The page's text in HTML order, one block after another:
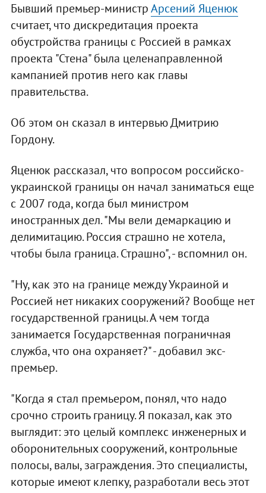
Бывший премьер-министрАрсений Яценюк
считает, что дискредитация проекта
обустройства границы с Россией в рамках
проекта "Стена" была целенаправленной
кампанией против него как главы
правительства.
Об этом он сказал в интервью Дмитрию
Гордону.
Яценюк рассказал, что вопросом российско-
украинской границы он начал заниматься еще
с 2007 года, когда был министром
иностранных дел. "Мы вели демаркацию и
делимитацию. Россия страшно не хотела,
чтобы была граница. Страшно", - вспомнил он.
"Ну, как это на границе между Украиной и
Россией нет никаких сооружений? Вообще нет
государственной границы. А чем тогда
занимается Государственная пограничная
служба, что она охраняет?" - добавил экс-
премьер.
"Когда я стал премьером, понял, что надо
срочно строить границу. Я показал, как это
выглядит: это целый комплекс инженерных и
оборонительных сооружений, контрольные
полосы, валы, заграждения. Это специалисты,
которые имеют клепку, разработали весь этот